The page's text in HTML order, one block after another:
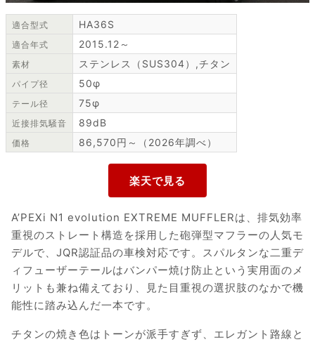
適合型式 HA36S
適合年式 2015.12～
素材 ステンレス（SUS304）,チタン
パイプ径 50φ
テール径 75φ
近接排気騒音 89dB
価格 86,570円～（2026年調べ）
A’PEXi N1 evolution EXTREME MUFFLERは、排気効率
重視のストレート構造を採用した砲弾型マフラーの人気モ
デルで、JQR認証品の車検対応です。スパルタンな二重デ
ィフューザーテールはバンパー焼け防止という実用面のメ
リットも兼ね備えており、見た目重視の選択肢のなかで機
能性に踏み込んだ一本です。
チタンの焼き色はトーンが派手すぎず、エレガント路線と